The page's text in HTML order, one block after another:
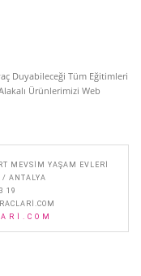
Duyabileceği Tüm Eğitimleri
Ürünlerimizi Web
MEVSIM YAŞAM EVLERI
/ ANTALYA
19